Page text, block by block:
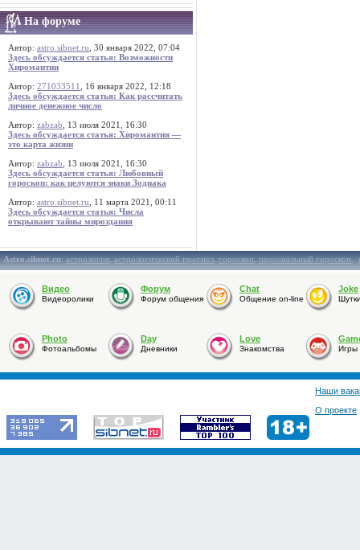
На форуме
Автор: astro.sibnet.ru , 30 января 2022, 07:04
Здесь обсуждается статья: Возможности
Хиромантии
Автор: 271033511
, 16 января 2022, 12:18
Здесь обсуждается статья: Как рассчитать
личное денежное число
Автор: zabzab , 13 июля 2021, 16:30
Здесь обсуждается статья: Хиромантия —
это карта жизни
Автор: zabzab , 13 июля 2021, 16:30
Здесь обсуждается статья: Любовный
гороскоп: как целуются знаки Зодиака
Автор: astro.sibnet.ru , 11 марта 2021, 00:11
Здесь обсуждается статья: Числа
открывают тайны мироздания
Astro.sibnet.ru:астрология,астрологический прогноз,гороскоп,персональный гороскоп,
Видео
Видеоролики
Форум
Форум общения
Chat
Общение on-line
Joke
Photo
Фотоальбомы
Day
Дневники
Love
Знакомства Игры
Наши
О проекте